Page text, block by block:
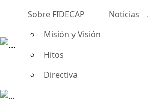
Sobre FIDECAP
Misión y Visión
Hitos
Directiva
Noticias